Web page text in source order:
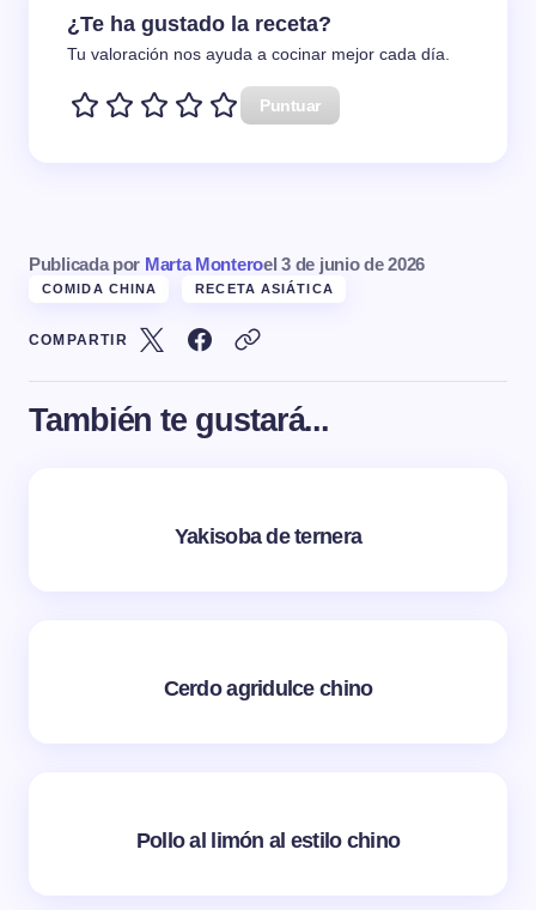
¿Te ha gustado la receta?
Tu valoración nos ayuda a cocinar mejor cada día.
Puntuar
Publicada por Marta Monteroel 3 de junio de 2026
COMIDA CHINA RECETA ASIÁTICA
COMPARTIR
También te gustará...
Yakisoba de ternera
Cerdo agridulce chino
Pollo al limón al estilo chino